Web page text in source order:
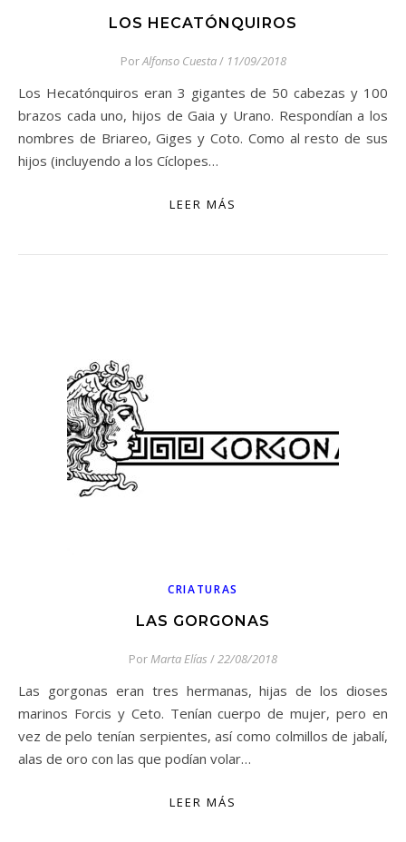
LOS HECATÓNQUIROS
PorAlfonso Cuesta/ 11/09/2018
Los Hecatónquiros eran 3 gigantes de 50 cabezas y 100
brazos cada uno, hijos de Gaia y Urano. Respondían a los
nombres de Briareo, Giges y Coto. Como al resto de sus
hijos (incluyendo a los Cíclopes…
LEER MÁS
CRIATURAS
LAS GORGONAS
PorMarta Elías /22/08/2018
Las gorgonas eran tres hermanas, hijas de los dioses
marinos Forcis y Ceto. Tenían cuerpo de mujer, pero en
vez de pelo tenían serpientes, así como colmillos de jabalí,
alas de oro con las que podían volar…
LEER MÁS